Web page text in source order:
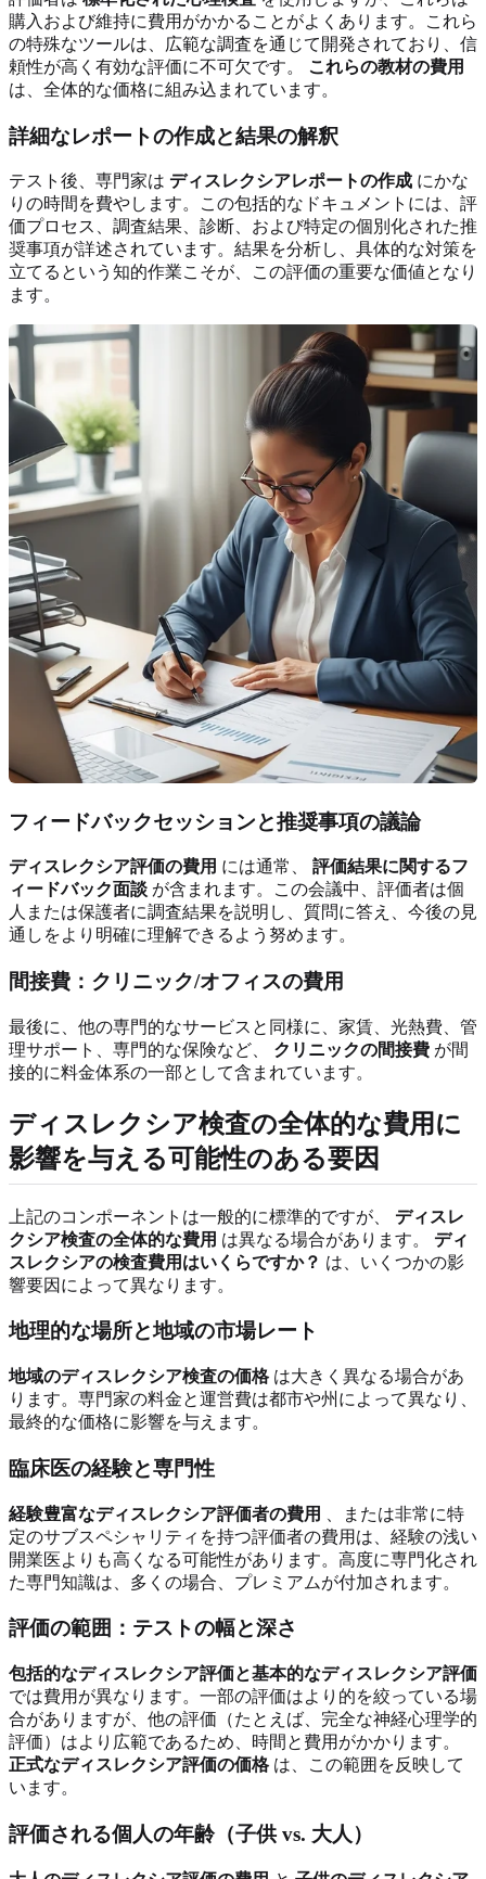
購入および維持に費用がかかることがよくあります。これら
の特殊なツールは、広範な調査を通じて開発されており、信
頼性が高く有効な評価に不可欠です。
これらの教材の費用
は、全体的な価格に組み込まれています。
詳細なレポートの作成と結果の解釈
テスト後、専門家は ディスレクシアレポートの作成 にかな
りの時間を費やします。この包括的なドキュメントには、評
価プロセス、調査結果、診断、および特定の個別化された推
奨事項が詳述されています。結果を分析し、具体的な対策を
立てるという知的作業こそが、この評価の重要な価値となり
ます。
フィードバックセッションと推奨事項の議論
ディスレクシア評価の費用 には通常、 評価結果に関するフ
ィードバック面談 が含まれます。この会議中、評価者は個
人または保護者に調査結果を説明し、質問に答え、今後の見
通しをより明確に理解できるよう努めます。
間接費：クリニック/オフィスの費用
最後に、他の専門的なサービスと同様に、家賃、光熱費、管
理サポート、専門的な保険など、 クリニックの間接費 が間
接的に料金体系の一部として含まれています。
ディスレクシア検査の全体的な費用に
影響を与える可能性のある要因
上記のコンポーネントは一般的に標準的ですが、 ディスレ
クシア検査の全体的な費用 は異なる場合があります。 ディ
スレクシアの検査費用はいくらですか？ は、いくつかの影
響要因によって異なります。
地理的な場所と地域の市場レート
地域のディスレクシア検査の価格は大きく異なる場合があ
ります。専門家の料金と運営費は都市や州によって異なり、
最終的な価格に影響を与えます。
臨床医の経験と専門性
経験豊富なディスレクシア評価者の費用
、または非常に特
定のサブスペシャリティを持つ評価者の費用は、経験の浅い
開業医よりも高くなる可能性があります。高度に専門化され
た専門知識は、多くの場合、プレミアムが付加されます。
評価の範囲：テストの幅と深さ
包括的なディスレクシア評価と基本的なディスレクシア評価
では費用が異なります。一部の評価はより的を絞っている場
合がありますが、他の評価（たとえば、完全な神経心理学的
評価）はより広範であるため、時間と費用がかかります。
正式なディスレクシア評価の価格は、この範囲を反映して
います。
評価される個人の年齢（子供 vs. 大人）